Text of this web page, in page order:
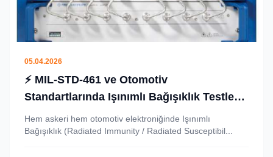
05.04.2026
⚡ MIL‑STD‑461 ve Otomotiv
Standartlarında Işınımlı Bağışıklık Testleri:
3000 W Güç Yükselteci ile Artırılmış
Yüksek Alan Kapasitesi
Hem askeri hem otomotiv elektroniğinde Işınımlı
Bağışıklık (Radiated Immunity / Radiated Susceptibil...